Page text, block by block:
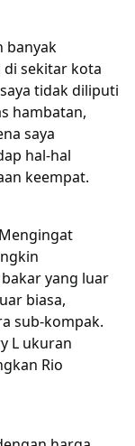
banyak
di sekitar kota
tidak diliputi
hambatan,
saya
hal-hal
keempat.
yang luar
biasa,
sub-kompak.
L ukuran
Rio